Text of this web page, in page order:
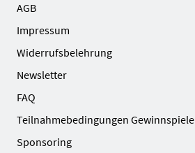
AGB
Impressum
Widerrufsbelehrung
Newsletter
FAQ
Teilnahmebedingungen Gewinnspiele
Sponsoring